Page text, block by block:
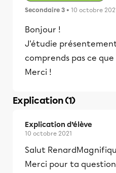
Secondaire 3 • 10 octobre
Bonjour !
J'étudie
comprends pas ce
Merci !
Explication (1)
Explication d’élève
10 octobre 2021
Salut
Merci pour ta